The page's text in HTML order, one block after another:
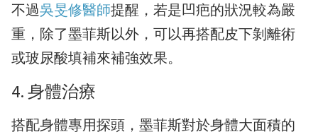
不過吳旻修醫師提醒，若是凹疤的狀況較為嚴
重，除了墨菲斯以外，可以再搭配皮下剝離術
或玻尿酸填補來補強效果。
4. 身體治療
搭配身體專用探頭，墨菲斯對於身體大面積的